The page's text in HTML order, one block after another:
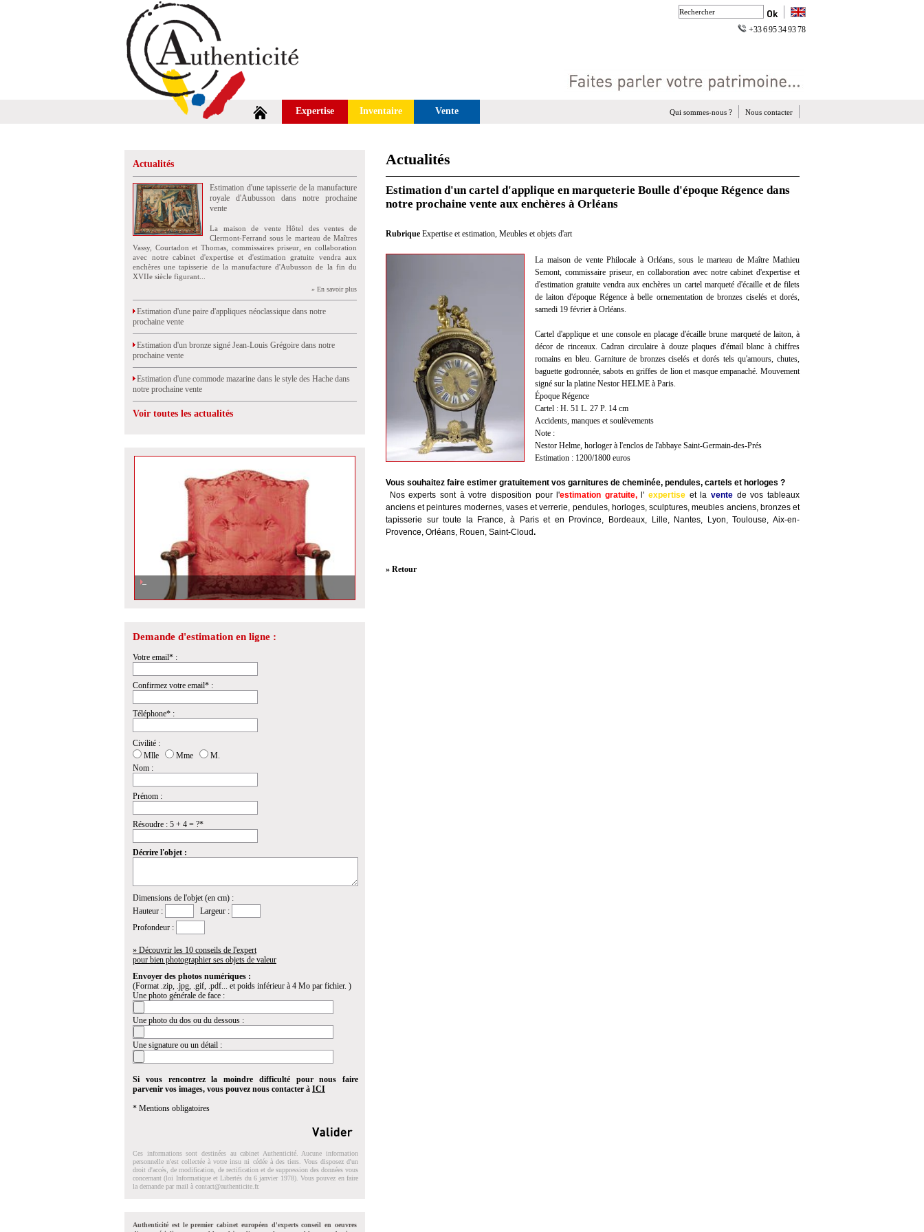
+33 6 95 34 93 78
Expertise Inventaire Vente Nous contacter
Qui sommes-nous ?
Actualités
Estimation d'une tapisserie de la manufacture
royale d'Aubusson dans notre prochaine
vente
La maison de vente Hôtel des ventes de
Clermont-Ferrand sous le marteau de Maîtres
Vassy, Courtadon et Thomas, commissaires priseur, en collaboration
avec notre cabinet d'expertise et d'estimation gratuite vendra aux
enchères une tapisserie de la manufacture d'Aubusson de la fin du
XVIIe siècle figurant...
» En savoir plus
Estimation d'une paire d'appliques néoclassique dans notre
prochaine vente
Estimation d'un bronze signé Jean-Louis Grégoire dans notre
prochaine vente
Estimation d'une commode mazarine dans le style des Hache dans
notre prochaine vente
Voir toutes les actualités
Demande d'estimation en ligne :
Votre email* :
Confirmez votre email* :
Téléphone* :
Civilité :
Mlle
Mme
M.
Nom :
Prénom :
Résoudre : 5 + 4 = ?*
Décrire l'objet :
Dimensions de l'objet (en cm) :
Hauteur :
Largeur :
Profondeur :
» Découvrir les 10 conseils de l'expert
pour bien photographier ses objets de valeur
Envoyer des photos numériques :
(Format .zip, .jpg, .gif, .pdf... et poids inférieur à 4 Mo par fichier. )
Une photo générale de face :
Une photo du dos ou du dessous :
Une signature ou un détail :
Si vous rencontrez la moindre difficulté pour nous faire
parvenir vos images, vous pouvez nous contacter à ICI
* Mentions obligatoires
Ces informations sont destinées au cabinet Authenticité. Aucune information
personnelle n'est collectée à votre insu ni cédée à des tiers. Vous disposez d'un
droit d'accés, de modification, de rectification et de suppression des données vous
concernant (loi Informatique et Libertés du 6 janvier 1978). Vous pouvez en faire
la demande par mail à contact@authenticite.fr.
Authenticité est le premier cabinet européen d'experts conseil en oeuvres
Actualités
Estimation d'un cartel d'applique en marqueterie Boulle d'époque Régence dans
notre prochaine vente aux enchères à Orléans
Rubrique Expertise et estimation, Meubles et objets d'art
La maison de vente Philocale à Orléans, sous le marteau de Maître Mathieu
Semont, commissaire priseur, en collaboration avec notre cabinet d'expertise et
d'estimation gratuite vendra aux enchères un cartel marqueté d'écaille et de filets
de laiton d'époque Régence à belle ornementation de bronzes ciselés et dorés,
samedi 19 février à Orléans.
Cartel d'applique et une console en placage d'écaille brune marqueté de laiton, à
décor de rinceaux. Cadran circulaire à douze plaques d'émail blanc à chiffres
romains en bleu. Garniture de bronzes ciselés et dorés tels qu'amours, chutes,
baguette godronnée, sabots en griffes de lion et masque empanaché. Mouvement
signé sur la platine Nestor HELME à Paris.
Époque Régence
Cartel : H. 51 L. 27 P. 14 cm
Accidents, manques et soulèvements
Note :
Nestor Helme, horloger à l'enclos de l'abbaye Saint-Germain-des-Prés
Estimation : 1200/1800 euros
Vous souhaitez faire estimer gratuitement vos garnitures de cheminée, pendules, cartels et horloges ?
Nos experts sont à votre disposition pour l'estimation gratuite, l' expertise et lavente de vos tableaux
anciens et peintures modernes, vases et verrerie, pendules, horloges, sculptures, meubles anciens, bronzes et
tapisserie sur toute la France, à Paris et en Province, Bordeaux, Lille, Nantes, Lyon, Toulouse, Aix-en-
Provence, Orléans, Rouen, Saint-Cloud.
» Retour